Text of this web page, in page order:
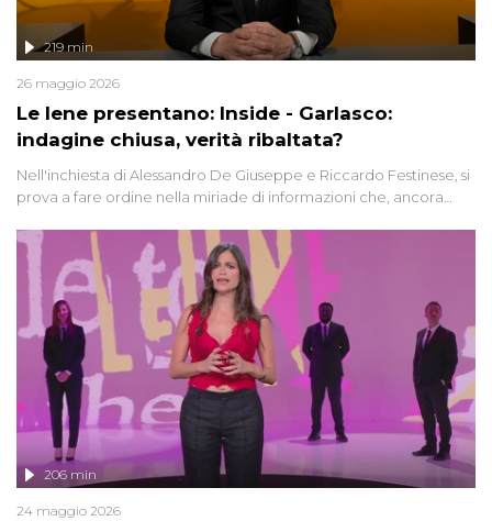
Le Iene presentano: Inside - Garlasco:
indagine chiusa, verità ribaltata?
219 min
26 maggio 2026
Nell'inchiesta di Alessandro De Giuseppe e Riccardo Festinese, si
prova a fare ordine nella miriade di informazioni che, ancora
giudiziarie più discusse degli ultimi anni. Lo speciale ricostruisce la
vicenda mettendo in fila testimonianze, errori, dettagli
controversi e i protagonisti di un'indagine che sembra non avere
fine.
206 min
24 maggio 2026